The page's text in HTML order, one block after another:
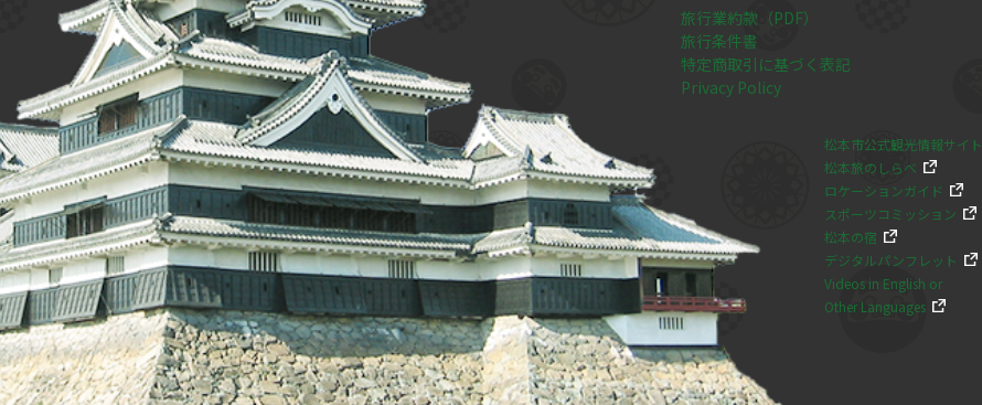
旅行業約款（PDF）
旅行条件書
特定商取引に基づく表記
Privacy Policy
松本市公式観光情報サイト
松本旅のしらべ
ロケーションガイド
スポーツコミッション
松本の宿
デジタルパンフレット
Videos in English or
Other Languages